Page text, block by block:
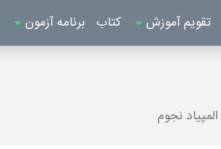
تقویم آموزش کتاب برنامه آزمون
المپیاد نجوم